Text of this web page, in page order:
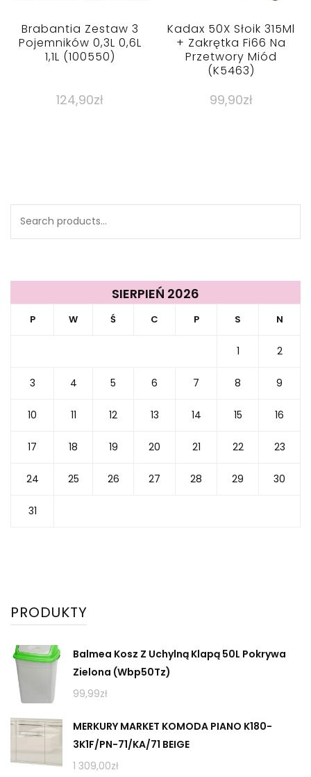
Brabantia Zestaw 3
Pojemników 0,3L 0,6L
1,1L (100550)
124,90zł
Kadax 50X Słoik 315Ml
+ Zakrętka Fi66 Na
Przetwory Miód
(K5463)
99,90zł
Search
SIERPIEŃ 2026
P W Ś C P S N
1 2
3 4 5 6 7 8 9
10 11 12 13 14 15 16
17 18 19 20 21 22 23
24 25 26 27 28 29 30
31
PRODUKTY
Balmea Kosz Z Uchylną Klapą 50L Pokrywa
Zielona (Wbp50Tz)
99,99zł
MERKURY MARKET KOMODA PIANO K180-
3K1F/PN-71/KA/71 BEIGE
1 309,00zł